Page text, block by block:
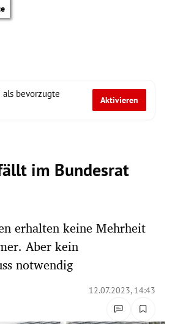
als bevorzugte
Aktivieren
im Bundesrat
erhalten keine Mehrheit
Aber kein
notwendig
12.07.2023, 14:43